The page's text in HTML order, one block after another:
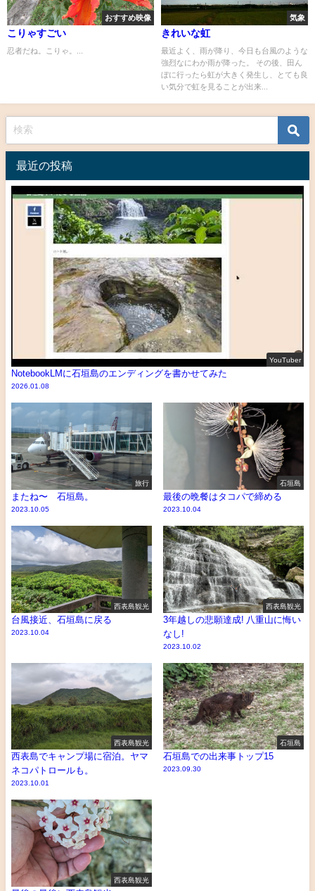
おすすめ映像
こりゃすごい
忍者だね。こりゃ。...
気象
きれいな虹
最近よく、雨が降り、今日も台風のような
強烈なにわか雨が降った。 その後、田ん
ぼに行ったら虹が大きく発生し、とても良
い気分で虹を見ることが出来...
最近の投稿
YouTuber
NotebookLMに石垣島のエンディングを書かせてみた
2026.01.08
旅行
またね〜 石垣島。
2023.10.05
石垣島
最後の晩餐はタコパで締める
2023.10.04
西表島観光
台風接近、石垣島に戻る
2023.10.04
西表島観光
3年越しの悲願達成! 八重山に悔い
なし!
2023.10.02
西表島観光
西表島でキャンプ場に宿泊。ヤマ
ネコパトロールも。
2023.10.01
石垣島
石垣島での出来事トップ15
2023.09.30
西表島観光